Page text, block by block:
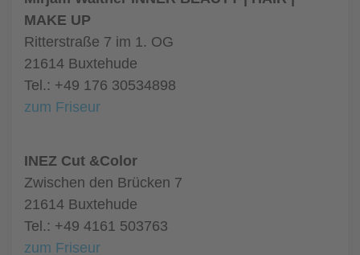
MAKE UP
Ritterstraße 7 im 1. OG
21614 Buxtehude
Tel.: +49 176 30534898
zum Friseur
INEZ Cut &Color
Zwischen den Brücken 7
21614 Buxtehude
Tel.: +49 4161 503763
zum Friseur